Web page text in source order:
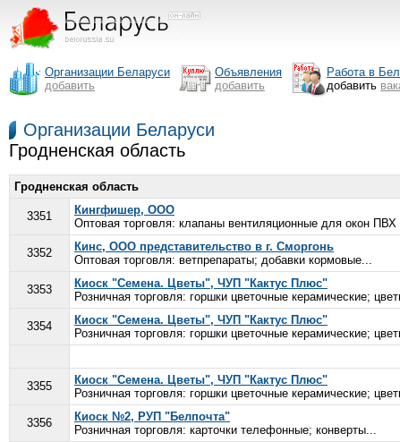
Организации Беларуси
добавить
Объявления
добавить
Работа в
добавить
Организации Беларуси
Гродненская область
Гродненская область
3351
Кингфишер, ООО
Оптовая торговля: клапаны вентиляционные для окон
3352
Кинс, ООО представительство в г. Сморгонь
Оптовая торговля: ветпрепараты; добавки кормовые...
3353
Киоск "Семена. Цветы", ЧУП "Кактус Плюс"
Розничная торговля: горшки цветочные керамические;
3354
Киоск "Семена. Цветы", ЧУП "Кактус Плюс"
Розничная торговля: горшки цветочные керамические;
3355
Киоск "Семена. Цветы", ЧУП "Кактус Плюс"
Розничная торговля: горшки цветочные керамические;
3356
Киоск №2, РУП "Белпочта"
Розничная торговля: карточки телефонные; конверты...